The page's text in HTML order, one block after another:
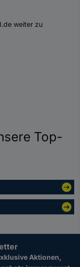
weiter zu
Top-
Aktionen,